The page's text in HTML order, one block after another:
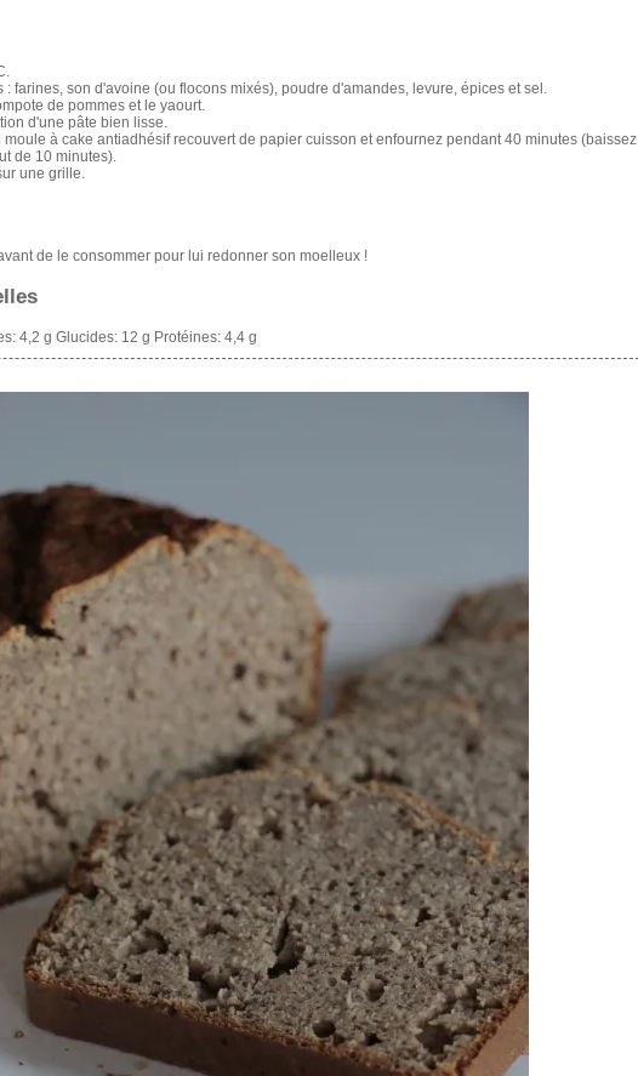
: farines, son d'avoine (ou flocons mixés), poudre d'amandes, levure, épices et sel.
de pommes et le yaourt.
d'une pâte bien lisse.
à cake antiadhésif recouvert de papier cuisson et enfournez pendant 40 minutes (baissez
de 10 minutes).
une grille.
de le consommer pour lui redonner son moelleux !
4,2 g Glucides: 12 g Protéines: 4,4 g